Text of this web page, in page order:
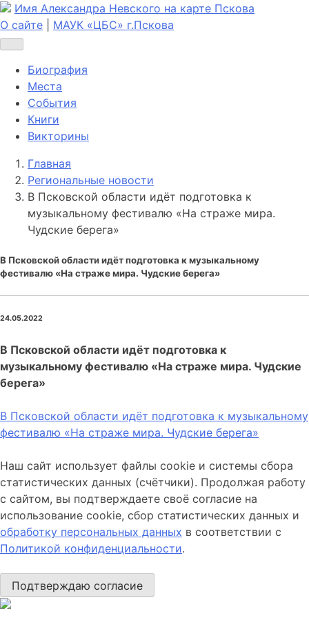
Имя Александра Невского на карте Пскова
О сайте
МАУК «ЦБС» г.Пскова
Биография
Места
События
Книги
Викторины
Главная
Региональные новости
В Псковской области идёт подготовка к
музыкальному фестивалю «На страже мира.
Чудские берега»
В Псковской области идёт подготовка к музыкальному
фестивалю «На страже мира. Чудские берега»
24.05.2022
В Псковской области идёт подготовка к
музыкальному фестивалю «На страже мира. Чудские
берега»
В Псковской области идёт подготовка к музыкальному
фестивалю «На страже мира. Чудские берега»
Наш сайт использует файлы cookie и системы сбора
статистических данных (счётчики). Продолжая работу
с сайтом, вы подтверждаете своё согласие на
использование cookie, сбор статистических данных и
обработку персональных данных в соответствии с
Политикой конфиденциальности.
Подтверждаю согласие